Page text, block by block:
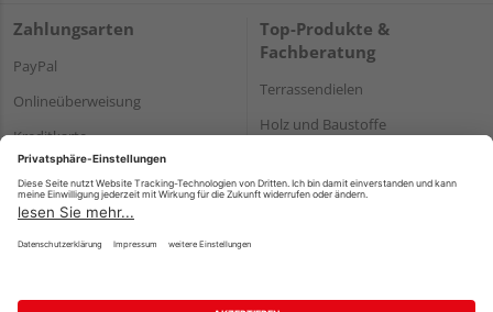
Zahlungsarten
PayPal
Onlineüberweisung
Kreditkarte
Rechnung*
*Bonität vorausgesetzt
Top-Produkte &
Fachberatung
Terrassendielen
Holz und Baustoffe
Impressum Datenschutz AGB Barrierefreiheitserklärung